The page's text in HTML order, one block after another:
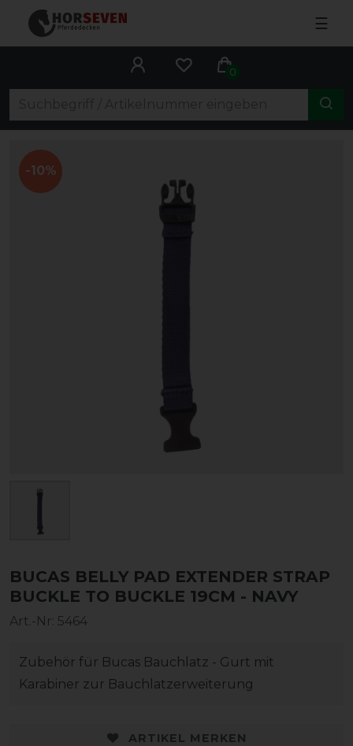
☰
0
-10%
BUCAS BELLY PAD EXTENDER STRAP
BUCKLE TO BUCKLE 19CM - NAVY
Art.-Nr: 5464
Zubehör für Bucas Bauchlatz - Gurt mit
Karabiner zur Bauchlatzerweiterung
ARTIKEL MERKEN